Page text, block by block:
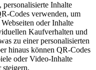
Inhalte
Codes verwenden, um
oder Inhalte
Kaufverhalten und
zu einer personalisierten
hinaus können QR-Codes
oder Video-Inhalte
steigern.